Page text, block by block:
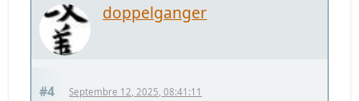
doppelganger
#4 Septembre 12, 2025, 08:41:11